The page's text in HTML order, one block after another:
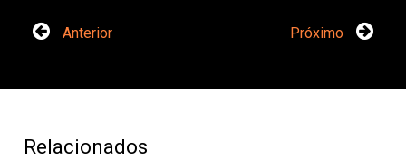
Anterior Próximo
Relacionados